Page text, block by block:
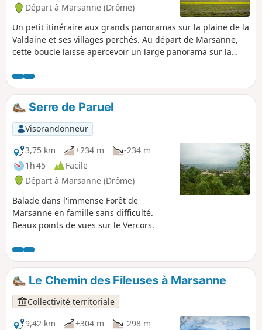
Départ à Marsanne (Drôme)
Un petit itinéraire aux grands panoramas sur la plaine de la
Valdaine et ses villages perchés. Au départ de Marsanne,
cette boucle laisse apercevoir un large panorama sur la
l’on traverse par la suite : Roynac, Manas, Saint-Gervais et
Bonlieu-sur-Roubion puis La Laupie.
Serre de Paruel
Visorandonneur
3,75 km
+234 m
-234 m
1h 45
Facile
Départ à Marsanne (Drôme)
Balade dans l'immense Forêt de
Marsanne en famille sans difficulté.
Beaux points de vues sur le Vercors.
Le Chemin des Fileuses à Marsanne
Collectivité territoriale
9,42 km
+304 m
-298 m